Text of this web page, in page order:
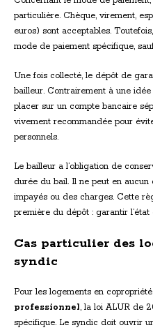
particulière. Chèque, virement,
euros) sont acceptables.
mode de paiement spécifique,
Une fois collecté, le dépôt de
bailleur. Contrairement à une
placer sur un compte bancaire
vivement recommandée pour
personnels.
Le bailleur a l’obligation de
durée du bail. Il ne peut en
impayés ou des charges. Cette
première du dépôt : garantir
Cas particulier des
syndic
Pour les logements en
professionnel, la loi ALUR de
spécifique. Le syndic doit ouvrir